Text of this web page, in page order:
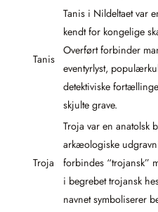
Tanis
Tanis i Nildeltaet var
kendt for kongelige
Overført forbinder
eventyrlyst,
detektiviske
skjulte grave.
Troja
Troja var en anatolsk
arkæologiske
forbindes “trojansk”
i begrebet trojansk
navnet symboliserer